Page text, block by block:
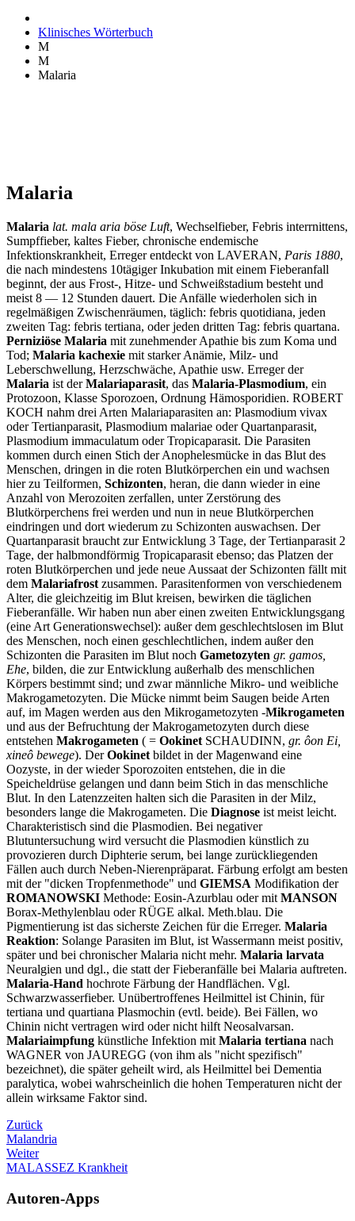
Klinisches Wörterbuch
M
M
Malaria
Malaria
Malaria lat. mala aria böse Luft, Wechselfieber, Febris interrnittens,
Sumpffieber, kaltes Fieber, chronische endemische
Infektionskrankheit, Erreger entdeckt von LAVERAN, Paris 1880,
die nach mindestens 10tägiger Inkubation mit einem Fieberanfall
beginnt, der aus Frost-, Hitze- und Schweißstadium besteht und
meist 8 — 12 Stunden dauert. Die Anfälle wiederholen sich in
regelmäßigen Zwischenräumen, täglich: febris quotidiana, jeden
zweiten Tag: febris tertiana, oder jeden dritten Tag: febris quartana.
Perniziöse Malaria mit zunehmender Apathie bis zum Koma und
Tod; Malaria kachexie mit starker Anämie, Milz- und
Leberschwellung, Herzschwäche, Apathie usw. Erreger der
Malaria ist derMalariaparasit, das Malaria-Plasmodium, ein
Protozoon, Klasse Sporozoen, Ordnung Hämosporidien. ROBERT
KOCH nahm drei Arten Malariaparasiten an: Plasmodium vivax
oder Tertianparasit, Plasmodium malariae oder Quartanparasit,
Plasmodium immaculatum oder Tropicaparasit. Die Parasiten
kommen durch einen Stich der Anophelesmücke in das Blut des
Menschen, dringen in die roten Blutkörperchen ein und wachsen
hier zu Teilformen, Schizonten, heran, die dann wieder in eine
Anzahl von Merozoiten zerfallen, unter Zerstörung des
Blutkörperchens frei werden und nun in neue Blutkörperchen
eindringen und dort wiederum zu Schizonten auswachsen. Der
Quartanparasit braucht zur Entwicklung 3 Tage, der Tertianparasit 2
Tage, der halbmondförmig Tropicaparasit ebenso; das Platzen der
roten Blutkörperchen und jede neue Aussaat der Schizonten fällt mit
dem Malariafrost zusammen. Parasitenformen von verschiedenem
Alter, die gleichzeitig im Blut kreisen, bewirken die täglichen
Fieberanfälle. Wir haben nun aber einen zweiten Entwicklungsgang
(eine Art Generationswechsel): außer dem geschlechtslosen im Blut
des Menschen, noch einen geschlechtlichen, indem außer den
Schizonten die Parasiten im Blut noch Gametozyten gr. gamos,
Ehe, bilden, die zur Entwicklung außerhalb des menschlichen
Körpers bestimmt sind; und zwar männliche Mikro- und weibliche
Makrogametozyten. Die Mücke nimmt beim Saugen beide Arten
auf, im Magen werden aus den Mikrogametozyten -Mikrogameten
und aus der Befruchtung der Makrogametozyten durch diese
entstehen Makrogameten ( = Ookinet SCHAUDINN, gr. ôon Ei,
xineô bewege). DerOokinet bildet in der Magenwand eine
Oozyste, in der wieder Sporozoiten entstehen, die in die
Speicheldrüse gelangen und dann beim Stich in das menschliche
Blut. In den Latenzzeiten halten sich die Parasiten in der Milz,
besonders lange die Makrogameten. Die Diagnose ist meist leicht.
Charakteristisch sind die Plasmodien. Bei negativer
Blutuntersuchung wird versucht die Plasmodien künstlich zu
provozieren durch Diphterie serum, bei lange zurückliegenden
Fällen auch durch Neben-Nierenpräparat. Färbung erfolgt am besten
mit der "dicken Tropfenmethode" und GIEMSA Modifikation der
ROMANOWSKI Methode: Eosin-Azurblau oder mit MANSON
Borax-Methylenblau oder RÜGE alkal. Meth.blau. Die
Pigmentierung ist das sicherste Zeichen für die Erreger. Malaria
Reaktion: Solange Parasiten im Blut, ist Wassermann meist positiv,
später und bei chronischer Malaria nicht mehr. Malaria larvata
Neuralgien und dgl., die statt der Fieberanfälle bei Malaria auftreten.
Malaria-Hand hochrote Färbung der Handflächen. Vgl.
Schwarzwasserfieber. Unübertroffenes Heilmittel ist Chinin, für
tertiana und quartiana Plasmochin (evtl. beide). Bei Fällen, wo
Chinin nicht vertragen wird oder nicht hilft Neosalvarsan.
Malariaimpfung künstliche Infektion mit Malaria tertiana nach
WAGNER von JAUREGG (von ihm als "nicht spezifisch"
bezeichnet), die später geheilt wird, als Heilmittel bei Dementia
paralytica, wobei wahrscheinlich die hohen Temperaturen nicht der
allein wirksame Faktor sind.
Zurück
Malandria
Weiter
MALASSEZ Krankheit
Autoren-Apps